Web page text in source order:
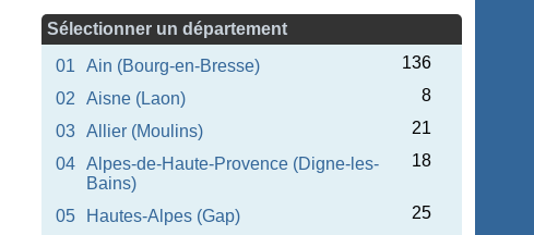
Sélectionner un département
01
Ain (Bourg-en-Bresse)
136
02
Aisne (Laon)
8
03
Allier (Moulins)
21
04
Alpes-de-Haute-Provence (Digne-les-
Bains)
18
05 Hautes-Alpes (Gap)
25